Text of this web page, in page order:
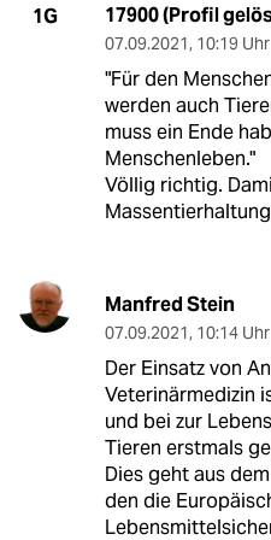
1G 17900 (Profil
07.09.2021, 10:19 Uhr
"Für den
werden auch
muss ein Ende
Menschenleben."
Völlig richtig.
Manfred Stein
07.09.2021, 10:14 Uhr
Der Einsatz von
Veterinärmedizin
und bei zur
Tieren erstmals
Dies geht aus
den die